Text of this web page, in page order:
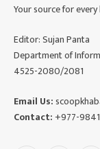
Your source for
Editor: Sujan Panta
Department of
4525-2080/2081
Email Us:
Contact:+977-